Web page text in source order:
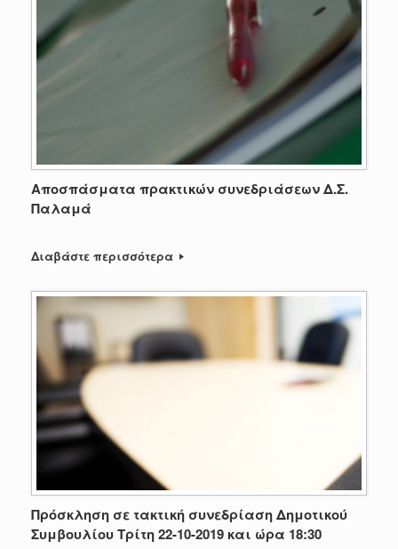
Αποσπάσματα πρακτικών συνεδριάσεων Δ.Σ.
Παλαμά
Διαβάστε περισσότερα
Πρόσκληση σε τακτική συνεδρίαση Δημοτικού
Συμβουλίου Τρίτη 22-10-2019 και ώρα 18:30